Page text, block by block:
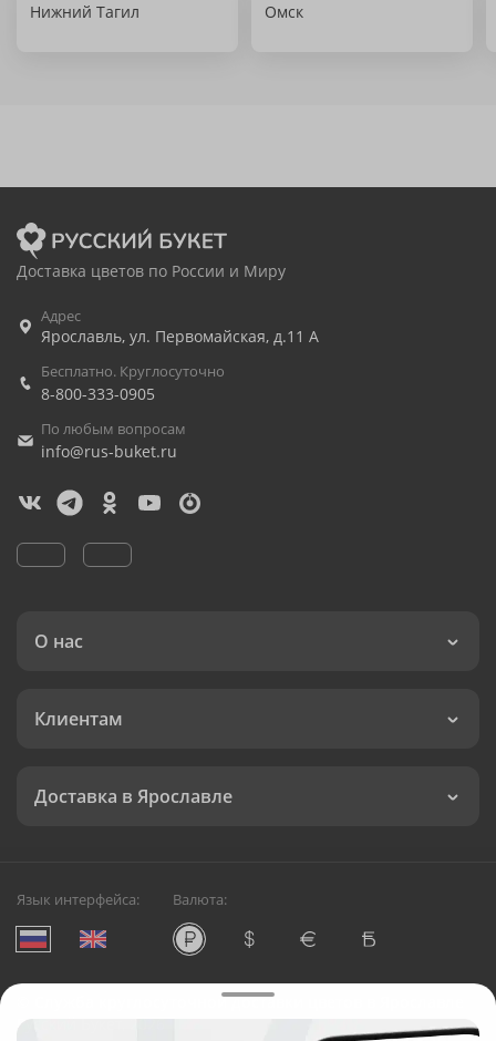
Нижний Тагил Омск
Доставка цветов по России и Миру
Адрес
Ярославль, ул. Первомайская, д.11 А
Бесплатно. Круглосуточно
8-800-333-0905
По любым вопросам
info@rus-buket.ru
О нас
Клиентам
Доставка в Ярославле
Язык интерфейса: Валюта:
Служба круглосуточной доставки цветов в Ярославле
Русский Букет, 2026